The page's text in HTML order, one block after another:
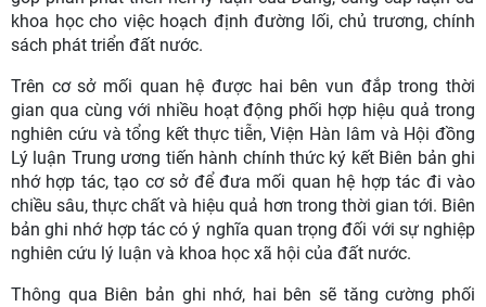
khoa học cho việc hoạch định đường lối, chủ trương, chính
sách phát triển đất nước.
Trên cơ sở mối quan hệ được hai bên vun đắp trong thời
gian qua cùng với nhiều hoạt động phối hợp hiệu quả trong
nghiên cứu và tổng kết thực tiễn, Viện Hàn lâm và Hội đồng
Lý luận Trung ương tiến hành chính thức ký kết Biên bản ghi
nhớ hợp tác, tạo cơ sở để đưa mối quan hệ hợp tác đi vào
chiều sâu, thực chất và hiệu quả hơn trong thời gian tới. Biên
bản ghi nhớ hợp tác có ý nghĩa quan trọng đối với sự nghiệp
nghiên cứu lý luận và khoa học xã hội của đất nước.
Thông qua Biên bản ghi nhớ, hai bên sẽ tăng cường phối